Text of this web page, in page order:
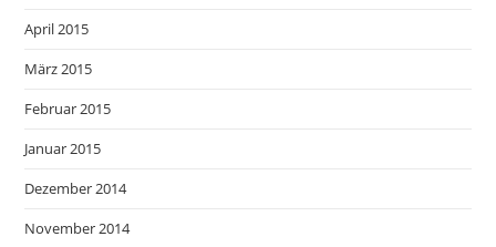
April 2015
März 2015
Februar 2015
Januar 2015
Dezember 2014
November 2014